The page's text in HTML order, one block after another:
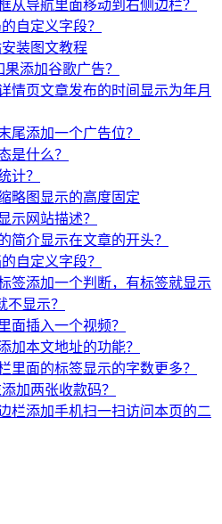
从导航里面移动到右侧边栏？
自定义字段？
装图文教程
果添加谷歌广告？
情页文章发布的时间显示为年月
尾添加一个广告位？
是什么？
计？
略图显示的高度固定
示网站描述？
简介显示在文章的开头？
自定义字段？
签添加一个判断，有标签就显示
显示？
面插入一个视频？
加本文地址的功能？
里面的标签显示的字数更多？
加两张收款码？
栏添加手机扫一扫访问本页的二